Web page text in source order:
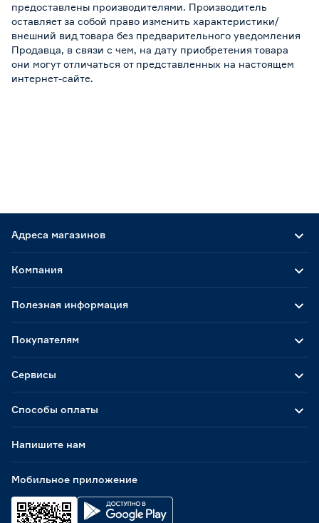
предоставлены производителями. Производитель
оставляет за собой право изменить характеристики/
внешний вид товара без предварительного уведомления
Продавца, в связи с чем, на дату приобретения товара
они могут отличаться от представленных на настоящем
интернет-сайте.
Адреса магазинов
Способы оплаты
Мобильное приложение
Компания
Полезная информация
Покупателям
Сервисы
Напишите нам